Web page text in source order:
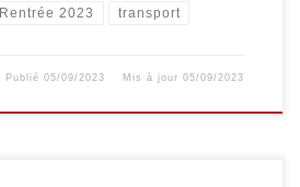
Rentrée 2023 transport
Publié05/09/2023 Mis à jour05/09/2023